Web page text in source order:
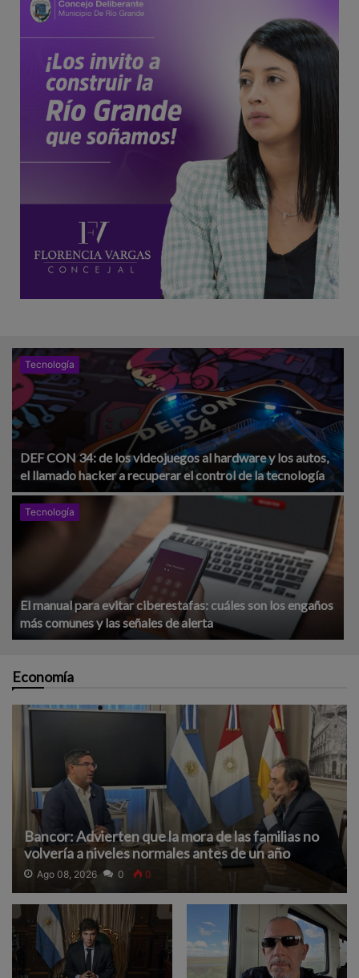
Tecnología
DEF CON 34: de los videojuegos al hardware y los autos,
el llamado hacker a recuperar el control de la tecnología
Tecnología
El manual para evitar ciberestafas: cuáles son los engaños
más comunes y las señales de alerta
Economía
Bancor: Advierten que la mora de las familias no
volvería a niveles normales antes de un año
Ago 08, 2026 0 0